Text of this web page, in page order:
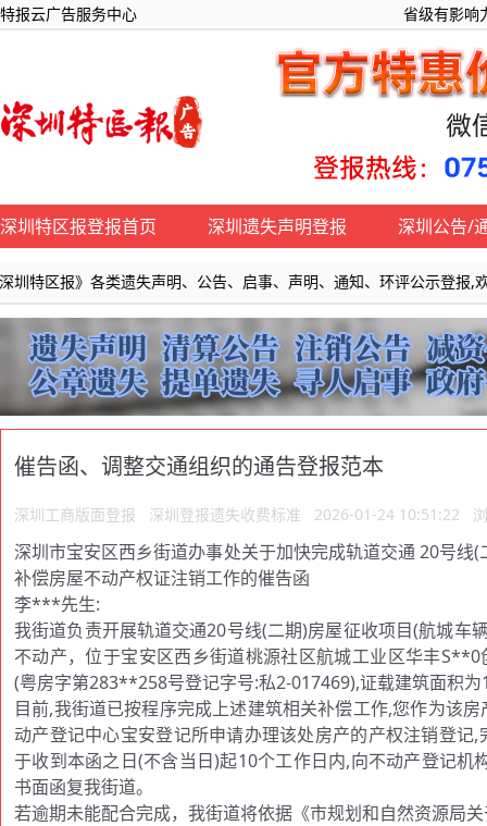
特报云广告服务中心 省级有影响
深圳特区报登报首页 深圳遗失声明登报 深圳公告/
区报》各类遗失声明、公告、启事、声明、通知、环评公示登报,欢迎
催告函、调整交通组织的通告登报范本
深圳工商版面登报 深圳登报遗失收费标准 2026-01-24 10:51:22
深圳市宝安区西乡街道办事处关于加快完成轨道交通 20号线
补偿房屋不动产权证注销工作的催告函
李***先生:
我街道负责开展轨道交通20号线(二期)房屋征收项目(航城车
不动产，位于宝安区西乡街道桃源社区航城工业区华丰
(粤房字第283**258号登记字号:私2-017469),证载建筑面积
目前,我街道已按程序完成上述建筑相关补偿工作,您作为该
动产登记中心宝安登记所申请办理该处房产的产权注销登记
于收到本函之日(不含当日)起10个工作日内,向不动产登记机
书面函复我街道。
若逾期未能配合完成，我街道将依据《市规划和自然资源局